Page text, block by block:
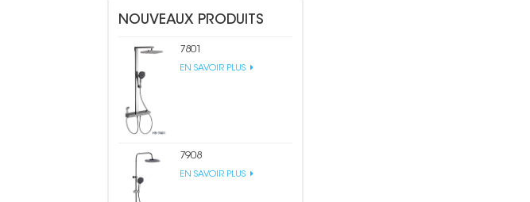
NOUVEAUX PRODUITS
7801
EN SAVOIR PLUS
7908
EN SAVOIR PLUS